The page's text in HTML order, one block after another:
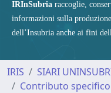
IRInSubria raccoglie,
informazioni sulla
dell’Insubria anche ai fini
IRIS
SIARI
Contributo